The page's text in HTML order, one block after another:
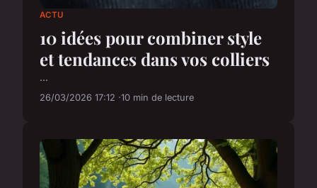
ACTU
10 idées pour combiner style
et tendances dans vos colliers
...
26/03/2026 17:12 10 min de lecture